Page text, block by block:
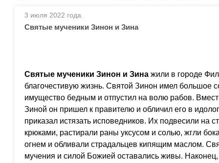
3 июля 2022 года.
Святые мученики Зинон и Зина
Святые мученики Зинон и Зина жили в городе
благочестивую жизнь. Святой Зинон имел большое
имущество бедным и отпустил на волю рабов.
Зиной он пришел к правителю и обличил его в
приказал истязать исповедников. Их подвесили на
крюками, растирали раны уксусом и солью, жгли
огнем и обливали страдальцев кипящим маслом.
мучения и силой Божией оставались живы.